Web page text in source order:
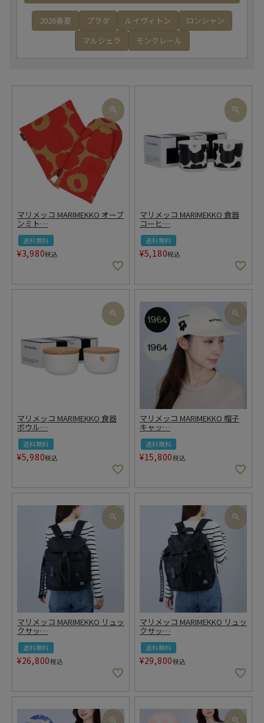
2026春夏 プラダ ルイヴィトン
ロンシャン
マルジェラ
モンクレール
マリメッコ MARIMEKKO オーブ
ンミト…
送料無料
¥3,980税込
マリメッコ MARIMEKKO 食器
コーヒ…
送料無料
¥5,180税込
マリメッコ MARIMEKKO 食器
ボウル…
送料無料
¥5,980税込
マリメッコ MARIMEKKO 帽子
キャッ…
送料無料
¥15,800税込
マリメッコ MARIMEKKO リュッ
クサッ…
送料無料
¥26,800税込
マリメッコ MARIMEKKO リュッ
クサッ…
送料無料
¥29,800税込